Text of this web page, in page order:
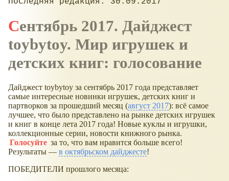
Сентябрь 2017. Дайджест
toybytoy. Мир игрушек и
детских книг: голосование
Дайджест toybytoy за сентябрь 2017 года представляет
самые интересные новинки игрушек, детских книг и
партворков за прошедший месяц (август 2017): всё самое
лучшее, что было представлено на рынке детских игрушек
и книг в конце лета 2017 года! Новые куклы и игрушки,
коллекционные серии, новости книжного рынка.
Голосуйте за то, что вам нравится больше всего!
Результаты — в октябрьском дайджесте!
ПОБЕДИТЕЛИ прошлого месяца: